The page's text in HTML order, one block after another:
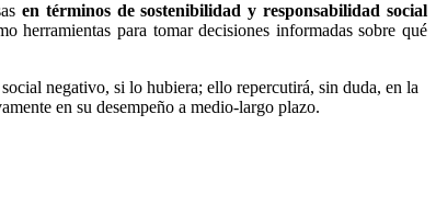
en términos de sostenibilidad y responsabilidad social
herramientas para tomar decisiones informadas sobre qué
negativo, si lo hubiera; ello repercutirá, sin duda, en la
en su desempeño a medio-largo plazo.